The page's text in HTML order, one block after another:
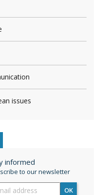
issues
informed
to our newsletter
OK